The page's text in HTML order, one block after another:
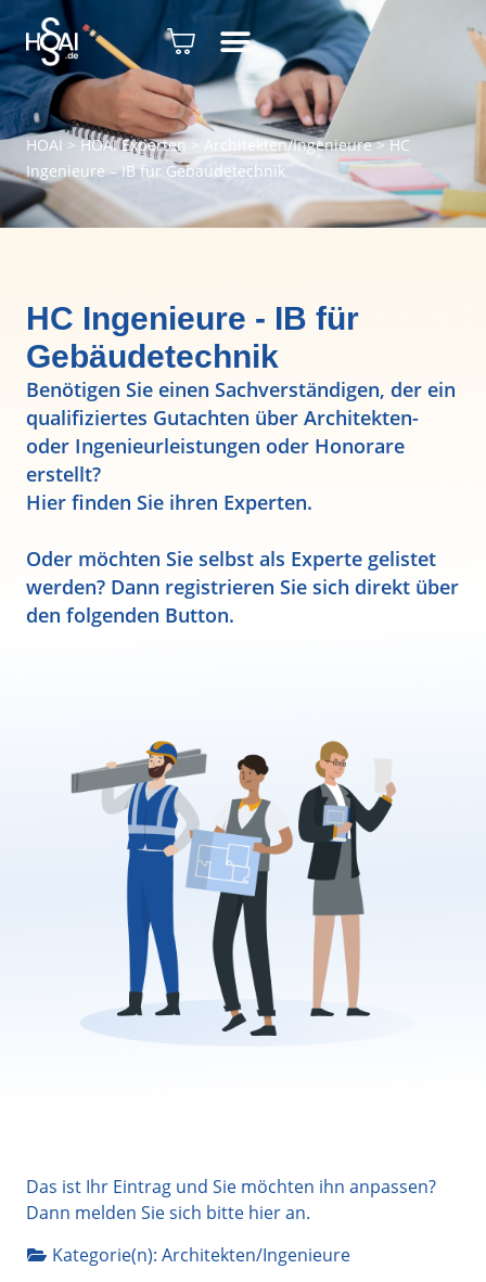
HOAI > HOAI Experten> Architekten/Ingenieure>HC
Ingenieure – IB für Gebäudetechnik
HC Ingenieure - IB für
Gebäudetechnik
Benötigen Sie einen Sachverständigen, der ein
qualifiziertes Gutachten über Architekten-
oder Ingenieurleistungen oder Honorare
erstellt?
Hier finden Sie ihren Experten.
Oder möchten Sie selbst als Experte gelistet
werden? Dann registrieren Sie sich direkt über
den folgenden Button.
Das ist Ihr Eintrag und Sie möchten ihn anpassen?
Dann melden Sie sich bitte hieran.
Kategorie(n): Architekten/Ingenieure